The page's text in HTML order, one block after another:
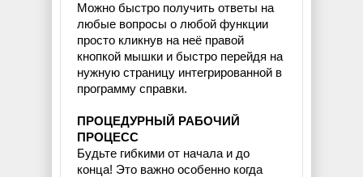
Можно быстро получить ответы на
любые вопросы о любой функции
просто кликнув на неё правой
кнопкой мышки и быстро перейдя на
нужную страницу интегрированной в
программу справки.
ПРОЦЕДУРНЫЙ РАБОЧИЙ
ПРОЦЕСС
Будьте гибкими от начала и до
конца! Это важно особенно когда